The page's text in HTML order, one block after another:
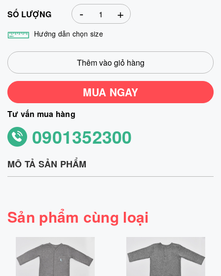
SỐ LƯỢNG
+
-
Hướng dẫn chọn size
Thêm vào giỏ hàng
MUA NGAY
Tư vấn mua hàng
0901352300
MÔ TẢ SẢN PHẨM
Sản phẩm cùng loại